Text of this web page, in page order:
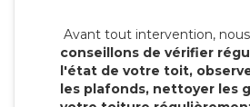
Avant tout intervention, nous
conseillons de vérifier
l'état de votre toit,
les plafonds, nettoyer les